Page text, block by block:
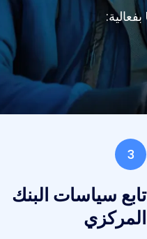
3
تابع سياسات البنك
المركزي